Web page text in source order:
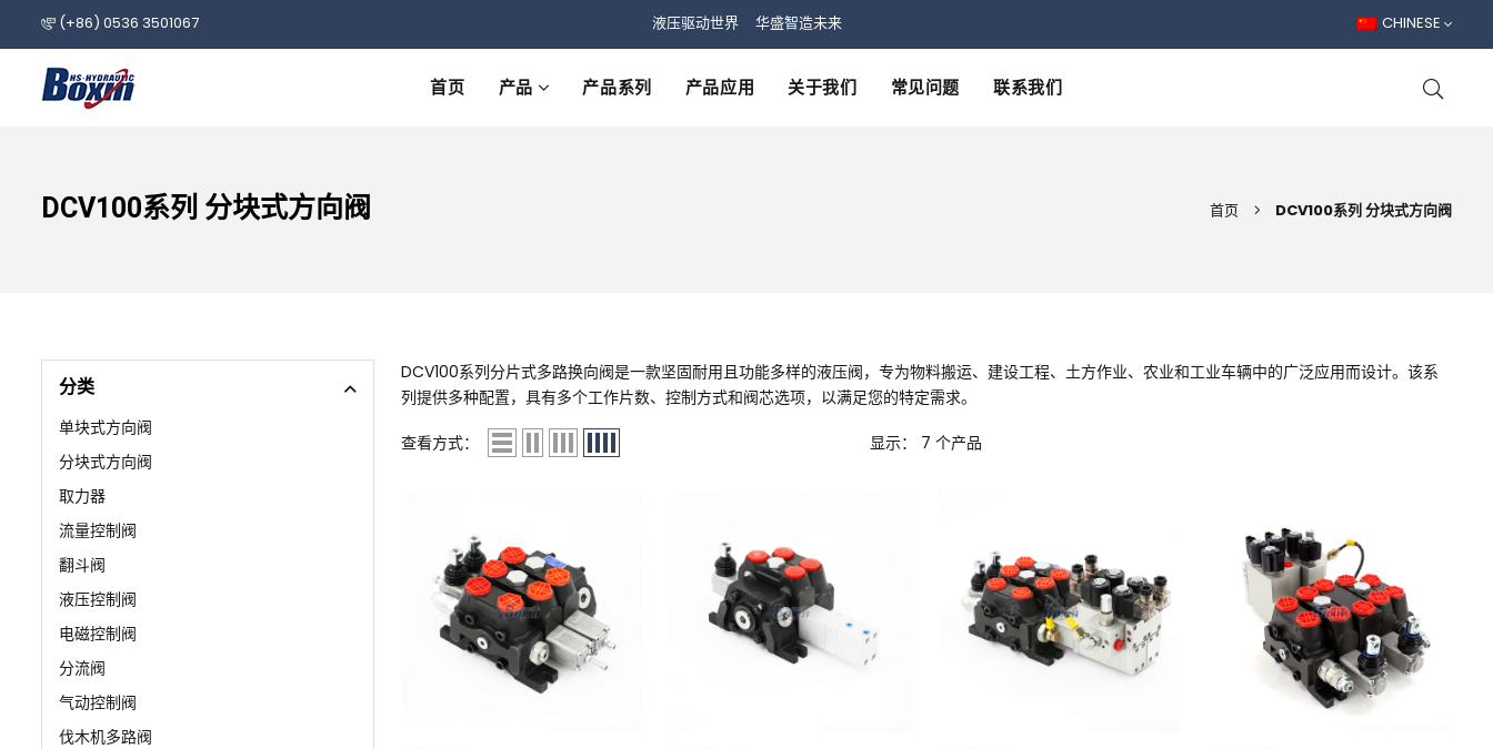
(+86) 0536 3501067 液压驱动世界 华盛智造未来 CHINESE
首页 产品 产品系列 产品应用 关于我们 常见问题 联系我们
DCV100系列 分块式方向阀 首页 DCV100系列 分块式方向阀
分类
单块式方向阀
分块式方向阀
取力器
流量控制阀
翻斗阀
液压控制阀
电磁控制阀
分流阀
气动控制阀
伐木机多路阀
DCV100系列分片式多路换向阀是一款坚固耐用且功能多样的液压阀，专为物料搬运、建设工程、土方作业、农业和工业车辆中的广泛应用而设计。该系
列提供多种配置，具有多个工作片数、控制方式和阀芯选项，以满足您的特定需求。
查看方式： 显示： 7 个产品